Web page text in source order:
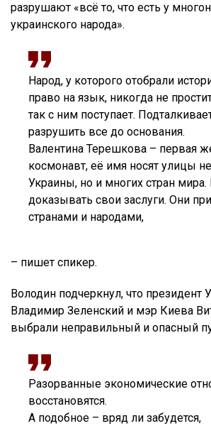
разрушают «всё то, что есть у
украинского народа».
Народ, у которого отобрали
право на язык, никогда не
так с ним поступает.
разрушить все до основания.
Валентина Терешкова – первая
космонавт, её имя носят улицы
Украины, но и многих стран мира.
доказывать свои заслуги. Они
странами и народами,
– пишет спикер.
Володин подчеркнул, что президент
Владимир Зеленский и мэр Киева
выбрали неправильный и опасный
Разорванные экономические
восстановятся.
А подобное – вряд ли забудется,